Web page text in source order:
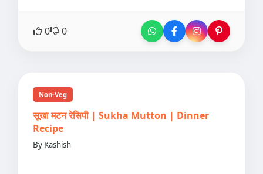
0 0
Non-Veg
सूखा मटन रेसिपी | Sukha Mutton | Dinner
Recipe
By Kashish